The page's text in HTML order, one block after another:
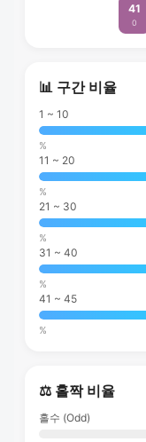
41
0
📊 구간 비율
1 ~ 10
%
11 ~ 20
%
21 ~ 30
%
31 ~ 40
%
41 ~ 45
%
⚖️ 홀짝 비율
홀수 (Odd)